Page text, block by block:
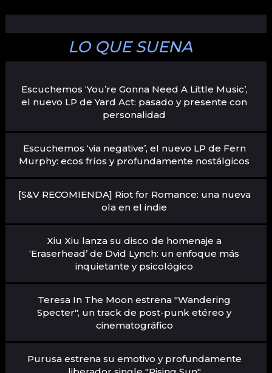
LO QUE SUENA
Escuchemos ‘You’re Gonna Need A Little Music’,
el nuevo LP de Yard Act: pasado y presente con
personalidad
Escuchemos ‘via negative’, el nuevo LP de Fern
Murphy: ecos fríos y profundamente nostálgicos
[S&V RECOMIENDA] Riot for Romance: una nueva
ola en el indie
Xiu Xiu lanza su disco de homenaje a
‘Eraserhead’ de Dvid Lynch: un enfoque más
inquietante y psicológico
Teresa In The Moon estrena "Wandering
Specter", un track de post-punk etéreo y
cinematográfico
Purusa estrena su emotivo y profundamente